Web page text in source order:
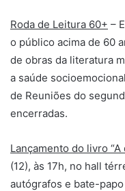
Roda de Leitura 60+ –
o público acima de 60
de obras da literatura
a saúde
de Reuniões do
encerradas.
Lançamento do livro “A
(12), às 17h, no hall
autógrafos e bate-